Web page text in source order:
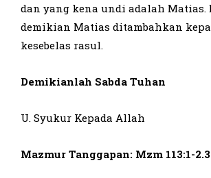
dan yang kena undi adalah Matias.
demikian Matias ditambahkan
kesebelas rasul.
Demikianlah Sabda Tuhan
U. Syukur Kepada Allah
Mazmur Tanggapan: Mzm 113:1-